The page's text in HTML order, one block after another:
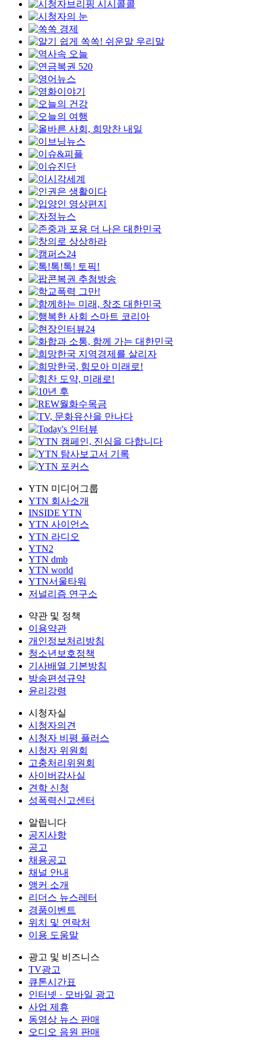
YTN 미디어그룹
YTN 회사소개
INSIDE YTN
YTN 사이언스
YTN 라디오
YTN2
YTN dmb
YTN world
YTN서울타워
저널리즘 연구소
약관 및 정책
이용약관
개인정보처리방침
청소년보호정책
기사배열 기본방침
방송편성규약
윤리강령
시청자실
시청자의견
시청자 비평 플러스
시청자 위원회
고충처리위원회
사이버감사실
견학 신청
성폭력신고센터
알립니다
공지사항
공고
채용공고
채널 안내
앵커 소개
리더스 뉴스레터
경품이벤트
위치 및 연락처
이용 도움말
광고 및 비즈니스
TV광고
큐톤시간표
인터넷 · 모바일 광고
사업 제휴
동영상 뉴스 판매
오디오 음원 판매